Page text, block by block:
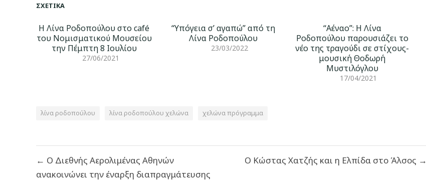
ΣΧΕΤΙΚΆ
Η Λίνα Ροδοπούλου στο café
του Νομισματικού Μουσείου
την Πέμπτη 8 Ιουλίου
27/06/2021
“Υπόγεια σ’ αγαπώ” από τη
Λίνα Ροδοπούλου
23/03/2022
“Αέναο”: Η Λίνα
Ροδοπούλου παρουσιάζει το
νέο της τραγούδι σε στίχους-
μουσική Θοδωρή
Μυστιλόγλου
17/04/2021
λίνα ροδοπούλου λίνα ροδοπούλου χελώνα χελώνα πρόγραμμα
άρθρων
← O Διεθνής Αερολιμένας Αθηνών
ανακοινώνει την έναρξη διαπραγμάτευσης
Ο Κώστας Χατζής και η Ελπίδα στο Άλσος →